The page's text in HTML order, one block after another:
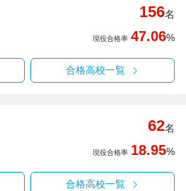
156名
現役合格率 47.06%
合格高校一覧
62名
現役合格率 18.95%
合格高校一覧